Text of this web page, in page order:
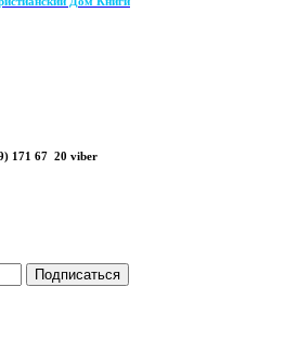
171 67 20 viber